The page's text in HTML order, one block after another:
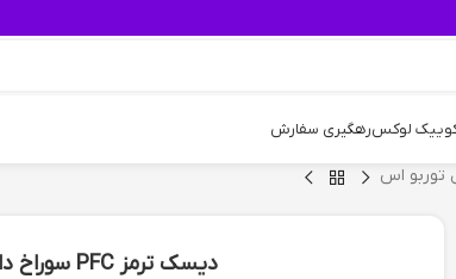
کوییک لوکسرهگیری سفارش
دیسک ترمز PFC سوراخ دار شیار دار چرخ جلو پژو 405 – مدل توربو اس